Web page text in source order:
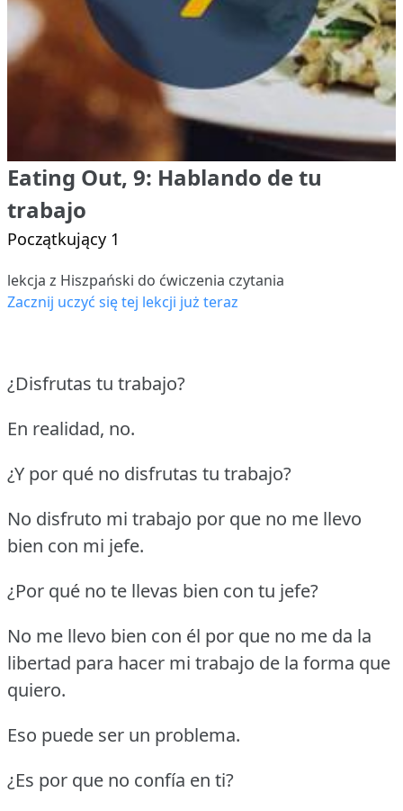
Eating Out, 9: Hablando de tu
trabajo
Początkujący 1
lekcja z Hiszpański do ćwiczenia czytania
Zacznij uczyć się tej lekcji już teraz
¿Disfrutas tu trabajo?
En realidad, no.
¿Y por qué no disfrutas tu trabajo?
No disfruto mi trabajo por que no me llevo
bien con mi jefe.
¿Por qué no te llevas bien con tu jefe?
No me llevo bien con él por que no me da la
libertad para hacer mi trabajo de la forma que
quiero.
Eso puede ser un problema.
¿Es por que no confía en ti?